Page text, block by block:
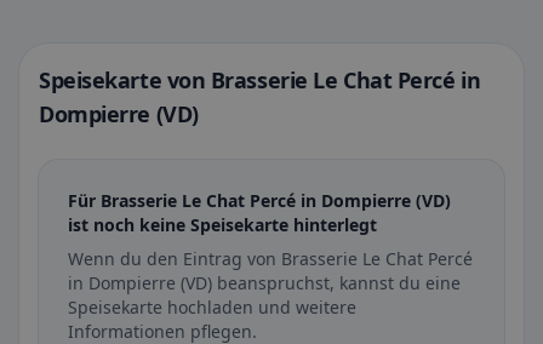
Speisekarte von Brasserie Le Chat Percé in
Dompierre (VD)
Für Brasserie Le Chat Percé in Dompierre (VD)
ist noch keine Speisekarte hinterlegt
Wenn du den Eintrag von Brasserie Le Chat Percé
in Dompierre (VD) beanspruchst, kannst du eine
Speisekarte hochladen und weitere
Informationen pflegen.